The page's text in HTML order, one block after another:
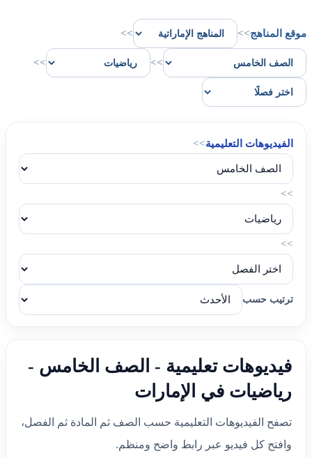
موقع المناهج>>
>>
>>
>>
الفيديوهات التعليمية>>
>>
>>
ترتيب حسب
فيديوهات تعليمية - الصف الخامس -
رياضيات في الإمارات
تصفح الفيديوهات التعليمية حسب الصف ثم المادة ثم الفصل،
وافتح كل فيديو عبر رابط واضح ومنظم.